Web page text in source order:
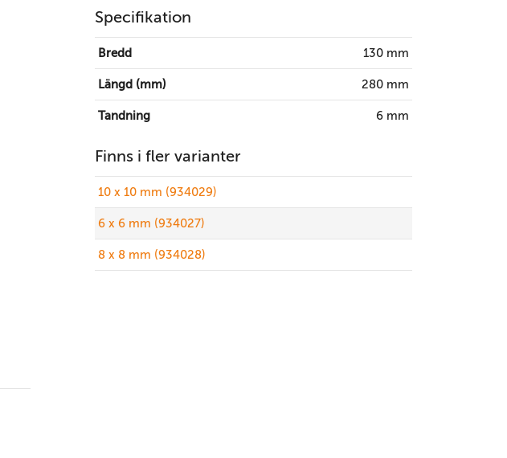
Specifikation
Bredd 130 mm
Längd (mm) 280 mm
Tandning 6 mm
Finns i fler varianter
10 x 10 mm (934029)
6 x 6 mm (934027)
8 x 8 mm (934028)